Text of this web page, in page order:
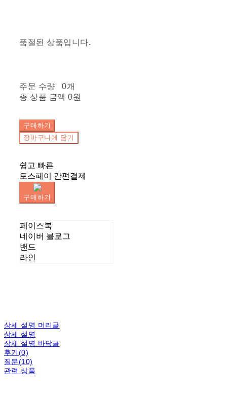
품절된 상품입니다.
주문 수량
0개
총 상품 금액 0원
구매하기
장바구니에 담기
쉽고 빠른
토스페이 간편결제
구매하기
페이스북
네이버 블로그
밴드
라인
상세 설명 머리글
상세 설명
상세 설명 바닥글
후기(0)
질문(10)
관련 상품